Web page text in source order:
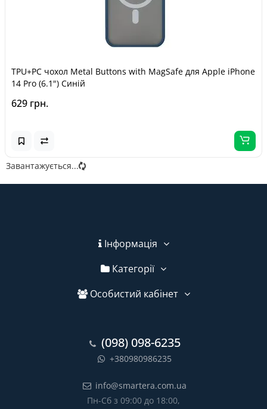
TPU+PC чохол Metal Buttons with MagSafe для Apple iPhone
14 Pro (6.1") Синій
629 грн.
Завантажується...
Інформація
Категорії
Особистий кабінет
(098) 098-6235
+380980986235
info@smartera.com.ua
Пн-Сб з 09:00 до 18:00,